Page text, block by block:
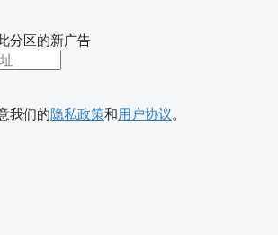
分区的新广告
我们的隐私政策和用户协议。